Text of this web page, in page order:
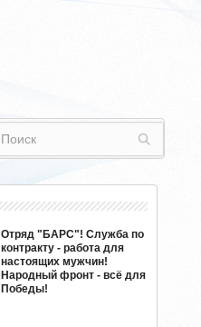
Отряд "БАРС"! Служба по
контракту - работа для
настоящих мужчин!
Народный фронт - всё для
Победы!